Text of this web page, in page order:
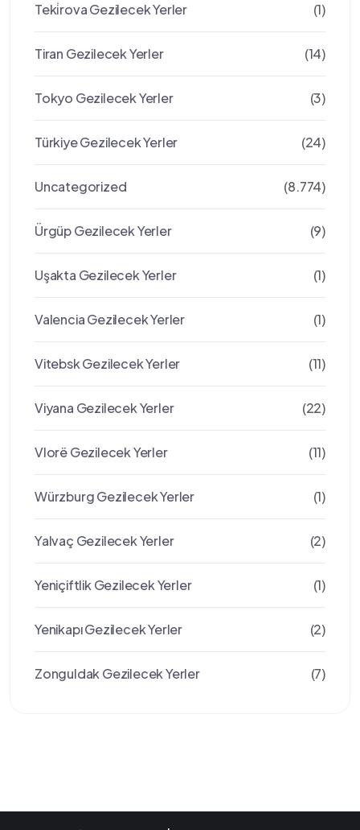
Teki̇rova Gezilecek Yerler (1)
Tiran Gezilecek Yerler (14)
Tokyo Gezilecek Yerler (3)
Türkiye Gezilecek Yerler (24)
Uncategorized (8.774)
Ürgüp Gezilecek Yerler (9)
Uşakta Gezilecek Yerler (1)
Valencia Gezilecek Yerler (1)
Vitebsk Gezilecek Yerler (11)
Viyana Gezilecek Yerler (22)
Vlorë Gezilecek Yerler (11)
Würzburg Gezilecek Yerler (1)
Yalvaç Gezilecek Yerler (2)
Yeniçiftlik Gezilecek Yerler (1)
Yenikapı Gezilecek Yerler (2)
Zonguldak Gezilecek Yerler (7)